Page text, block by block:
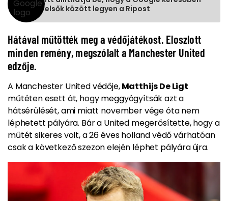
elsők között legyen a Ripost
Hátával műtötték meg a védőjátékost. Eloszlott
minden remény, megszólalt a Manchester United
edzője.
A Manchester United védője,Matthijs De Ligt
műtéten esett át, hogy meggyógyítsák azt a
hátsérülését, ami miatt november vége óta nem
léphetett pályára. Bár a United megerősítette, hogy a
műtét sikeres volt, a 26 éves holland védő várhatóan
csak a következő szezon elején léphet pályára újra.